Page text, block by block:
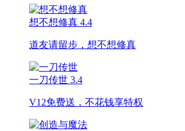
想不想修真 4.4
道友请留步，想不想修真
一刀传世 3.4
V12免费送，不花钱享特权